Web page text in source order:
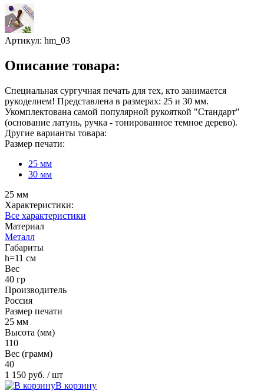
Артикул: hm_03
Описание товара:
Специальная сургучная печать для тех, кто занимается
рукоделием! Представлена в размерах: 25 и 30 мм.
Укомплектована самой популярной рукояткой "Стандарт"
(основание латунь, ручка - тонированное темное дерево).
Другие варианты товара:
Размер печати:
25 мм
30 мм
25 мм
Характеристики:
Все характеристики
Материал
Металл
Габариты
h=11 см
Вес
40 гр
Производитель
Россия
Размер печати
25 мм
Высота (мм)
110
Вес (грамм)
40
1 150 руб. / шт
В корзину